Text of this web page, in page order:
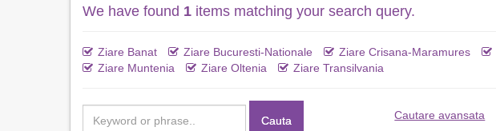
We have found 1 items matching your search query.
Ziare Banat Ziare Bucuresti-Nationale Ziare Crisana-Maramures
Ziare Muntenia
Ziare Oltenia Ziare Transilvania
Cauta Cautare avansata